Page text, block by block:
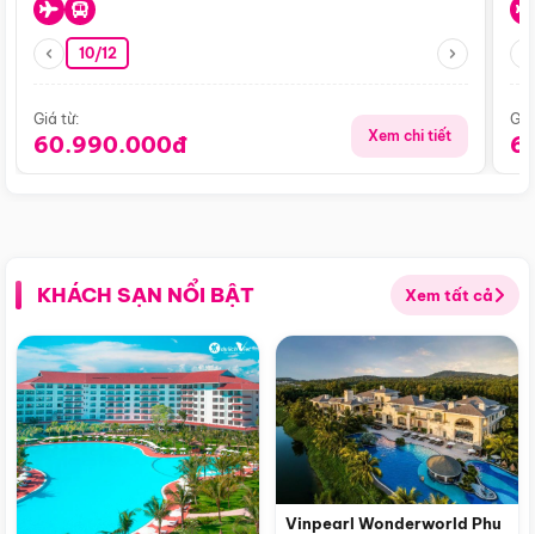
10/12
Giá từ:
60.990.000đ Xem chi tiết
KHÁCH SẠN NỔI BẬT Xem tất cả
Vinpearl Wonderworld Phu